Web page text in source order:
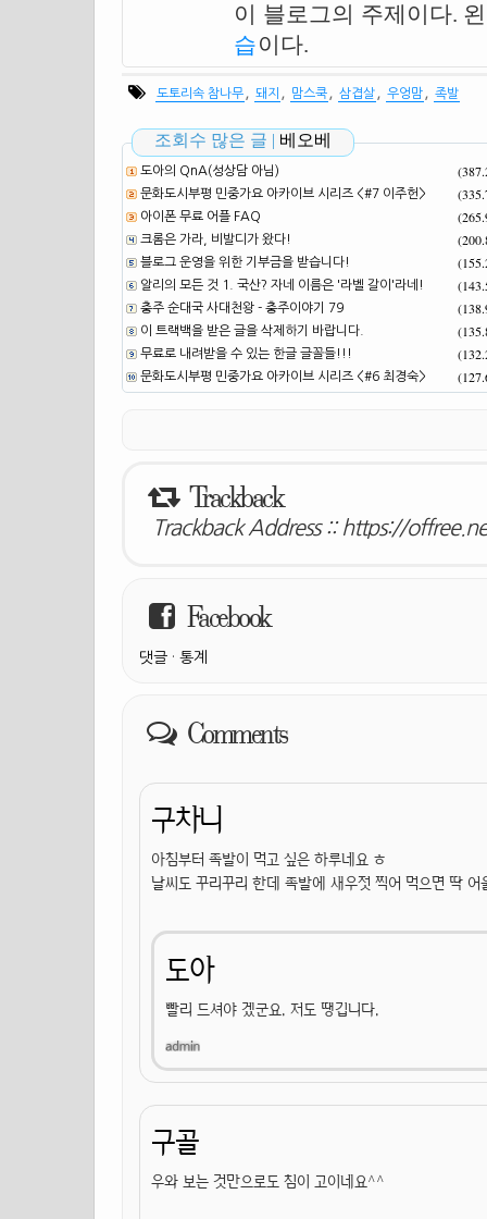
이 블로그의 주제이다.
습이다.
도토리속 참나무 돼지 맘스쿡 삼겹살 우엉맘 족발
조회수 많은 글 | 베오베
도아의 QnA(성상담 아님)
문화도시부평 민중가요 아카이브 시리즈 <#7 이주헌>
아이폰 무료 어플 FAQ
크롬은 가라, 비발디가 왔다!
블로그 운영을 위한 기부금을 받습니다!
알리의 모든 것 1. 국산? 자네 이름은 '라벨 갈이'라네!
충주 순대국 사대천왕 - 충주이야기 79
이 트랙백을 받은 글을 삭제하기 바랍니다.
무료로 내려받을 수 있는 한글 글꼴들!!!
문화도시부평 민중가요 아카이브 시리즈 <#6 최경숙>
Trackback
Trackback Address :: https://
Facebook
댓글 · 통계
Comments
구차니
아침부터 족발이 먹고 싶은 하루네요 ㅎ
날씨도 꾸리꾸리 한데 족발에 새우젓 찍어 먹으면 딱
도아
빨리 드셔야 겠군요. 저도 땡깁니다.
구골
우와 보는 것만으로도 침이 고이네요^^